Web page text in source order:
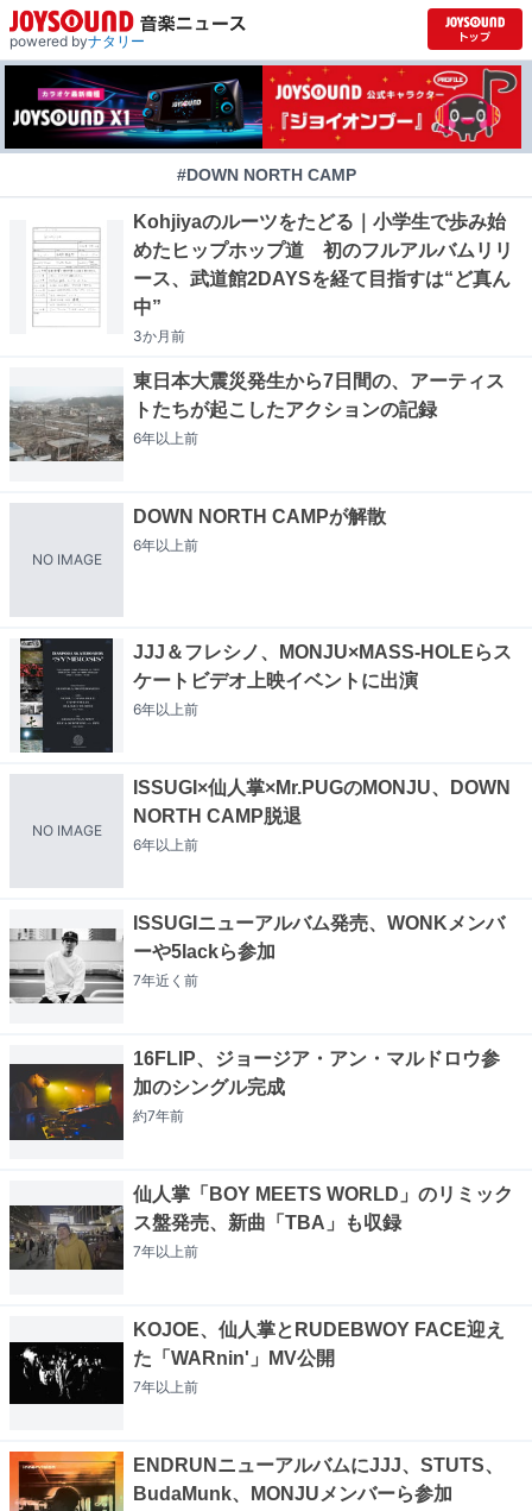
powered byナタリー
#DOWN NORTH CAMP
Kohjiyaのルーツをたどる｜小学生で歩み始
めたヒップホップ道 初のフルアルバムリリ
ース、武道館2DAYSを経て目指すは“ど真ん
中”
3か月前
東日本大震災発生から7日間の、アーティス
トたちが起こしたアクションの記録
6年以上前
NO IMAGE
DOWN NORTH CAMPが解散
6年以上前
JJJ＆フレシノ、MONJU×MASS-HOLEらス
ケートビデオ上映イベントに出演
6年以上前
NO IMAGE
ISSUGI×仙人掌×Mr.PUGのMONJU、DOWN
NORTH CAMP脱退
6年以上前
ISSUGIニューアルバム発売、WONKメンバ
ーや5lackら参加
7年近く 前
16FLIP、ジョージア・アン・マルドロウ参
加のシングル完成
約7年前
仙人掌「BOY MEETS WORLD」のリミック
ス盤発売、新曲「TBA」も収録
7年以上前
KOJOE、仙人掌とRUDEBWOY FACE迎え
た「WARnin'」MV公開
7年以上前
ENDRUNニューアルバムにJJJ、STUTS、
BudaMunk、MONJUメンバーら参加